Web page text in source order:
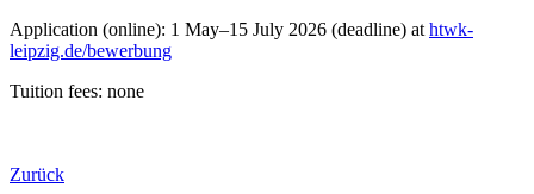
Application (online): 1 May–15 July 2026 (deadline) at htwk-
leipzig.de/bewerbung
Tuition fees: none
Zurück